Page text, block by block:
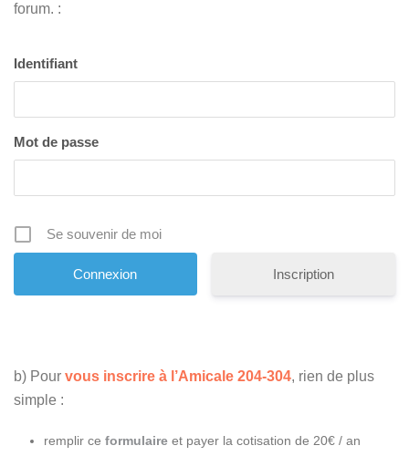
forum. :
Identifiant
Mot de passe
Se souvenir de moi
Inscription
b) Pour vous inscrire à l’Amicale 204-304, rien de plus
simple :
remplir ce formulaireet payer la cotisation de 20€ / an